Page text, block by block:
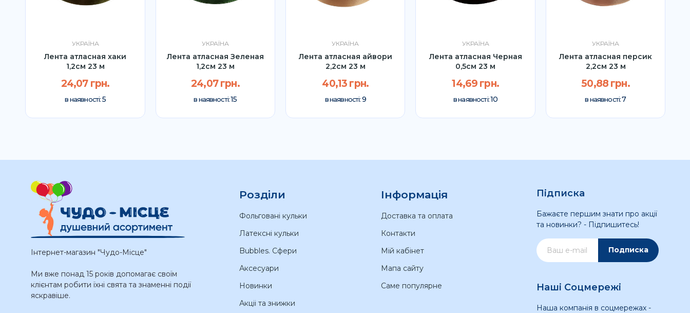
УКРАЇНА
Лента атласная хаки
1,2см 23 м
24,07 грн.
в наявності: 5
УКРАЇНА
Лента атласная Зеленая
1,2см 23 м
24,07 грн.
в наявності:15
УКРАЇНА
Лента атласная айвори
2,2см 23 м
40,13 грн.
в наявності: 9
УКРАЇНА
Лента атласная Черная
0,5см 23 м
14,69 грн.
в наявності:10
УКРАЇНА
Лента атласная персик
2,2см 23 м
50,88 грн.
в наявності:7
Інтернет-магазин "Чудо-Місце"
Ми вже понад 15 років допомагає своїм
клієнтам робити їхні свята та знаменні події
яскравіше.
Розділи
Фольговані кульки
Латексні кульки
Bubbles. Сфери
Аксесуари
Новинки
Акціі та знижки
Інформація
Доставка та оплата
Контакти
Мій кабінет
Мапа сайту
Саме популярне
Підписка
Бажаєте першим знати про акції
та новинки? - Підпишитесь!
Подписка
Наші Соцмережі
Наша компанія в соцмережах -